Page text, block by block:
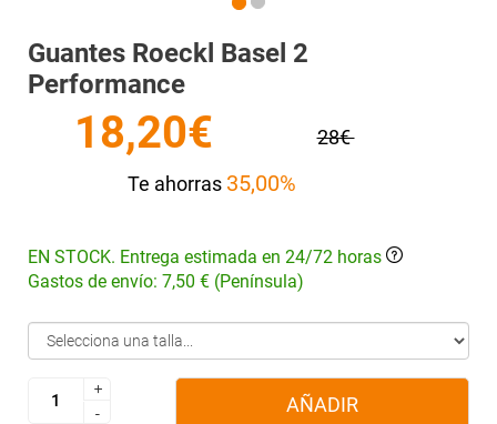
Guantes Roeckl Basel 2
Performance
18,20€
28€
Te ahorras 35,00%
EN STOCK. Entrega estimada en 24/72 horas
Gastos de envío: 7,50 € (Península)
+
-
+
-
AÑADIR